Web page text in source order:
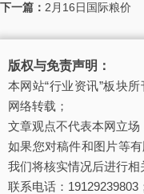
下一篇： 2月16日国际粮价
版权与免责声明：
本网站“行业资讯”板块
网络转载；
文章观点不代表本网立场
如果您对稿件和图片等
我们将核实情况后进行相
联系电话：19129239803